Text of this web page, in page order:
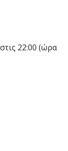
22:00 (ώρα